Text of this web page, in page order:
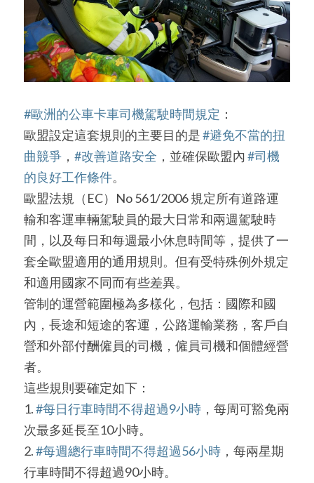
#歐洲的公車卡車司機駕駛時間規定 ：
歐盟設定這套規則的主要目的是 #避免不當的扭
曲競爭 ， #改善道路安全 ，並確保歐盟內 #司機
的良好工作條件。
歐盟法規（EC）No 561/2006 規定所有道路運
輸和客運車輛駕駛員的最大日常和兩週駕駛時
間，以及每日和每週最小休息時間等，提供了一
套全歐盟適用的通用規則。但有受特殊例外規定
和適用國家不同而有些差異。
管制的運營範圍極為多樣化，包括：國際和國
內，長途和短途的客運，公路運輸業務，客戶自
營和外部付酬僱員的司機，僱員司機和個體經營
者。
這些規則要確定如下：
1. #每日行車時間不得超過9小時 ，每周可豁免兩
次最多延長至10小時。
2. #每週總行車時間不得超過56小時 ，每兩星期
行車時間不得超過90小時。